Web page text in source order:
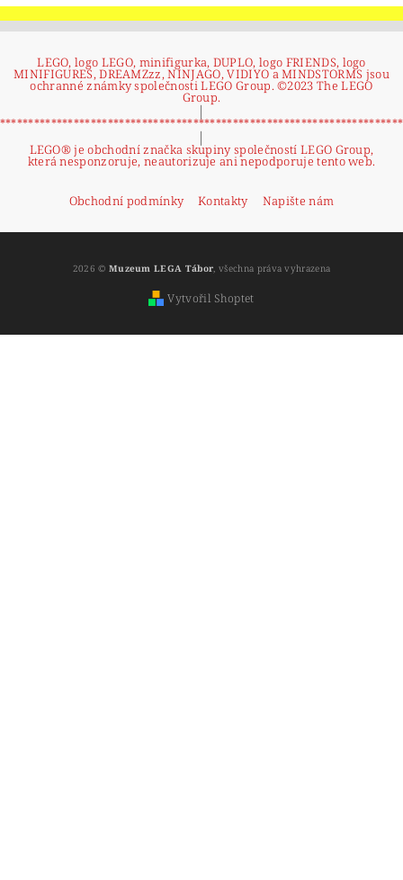
LEGO, logo LEGO, minifigurka, DUPLO, logo FRIENDS, logo
MINIFIGURES, DREAMZzz, NINJAGO, VIDIYO a MINDSTORMS jsou
ochranné známky společnosti LEGO Group. ©2023 The LEGO
Group.
|
|
LEGO® je obchodní značka skupiny společností LEGO Group,
která nesponzoruje, neautorizuje ani nepodporuje tento web.
Obchodní podmínky Kontakty Napište nám
2026 © Muzeum LEGA Tábor , všechna práva vyhrazena
Vytvořil Shoptet